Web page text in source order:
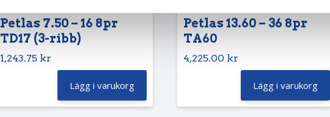
Petlas 7.50 – 16 8pr
TD17 (3-ribb)
1,243.75 kr
Lägg i varukorg
Petlas 13.60 – 36 8pr
TA60
4,225.00 kr
Lägg i varukorg